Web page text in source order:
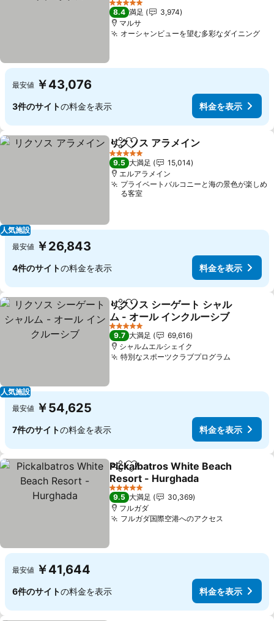
5 ホテルのランク
8.4 満足
3,974
マルサ
オーシャンビューを望む多彩なダイニング
最安値 ￥43,076
3件のサイトの料金を表示 料金を表示
人気施設
シェアお気に入りに追加
リクソス アラメイン
5 ホテルのランク
9.5 大満足
15,014
エルアラメイン
プライベートバルコニーと海の景色が楽しめ
る客室
最安値 ￥26,843
4件のサイトの料金を表示 料金を表示
人気施設
シェアお気に入りに追加
リクソス シーゲート シャル
ム - オール インクルーシブ
5 ホテルのランク
9.7 大満足
69,616
シャルムエルシェイク
特別なスポーツクラブプログラム
最安値 ￥54,625
7件のサイトの料金を表示 料金を表示
シェアお気に入りに追加
Pickalbatros White Beach
Resort - Hurghada
5 ホテルのランク
9.5 大満足
30,369
フルガダ
フルガダ国際空港へのアクセス
最安値 ￥41,644
6件のサイトの料金を表示 料金を表示